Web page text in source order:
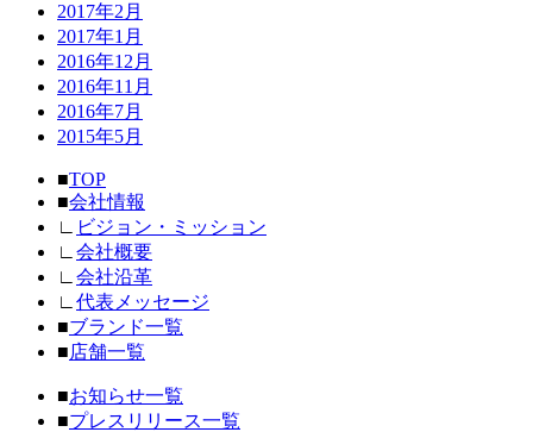
2017年2月
2017年1月
2016年12月
2016年11月
2016年7月
2015年5月
■TOP
■会社情報
∟
ビジョン・ミッション
∟ 会社概要
∟ 会社沿革
∟ 代表メッセージ
■ブランド一覧
■店舗一覧
■お知らせ一覧
■プレスリリース一覧